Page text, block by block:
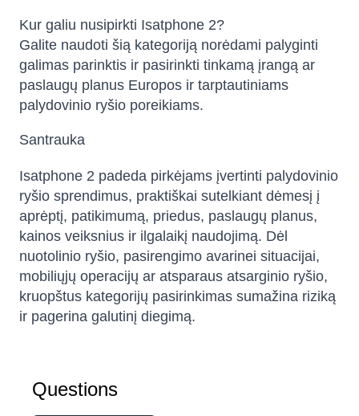
Kur galiu nusipirkti Isatphone 2?
Galite naudoti šią kategoriją norėdami palyginti
galimas parinktis ir pasirinkti tinkamą įrangą ar
paslaugų planus Europos ir tarptautiniams
palydovinio ryšio poreikiams.
Santrauka
Isatphone 2 padeda pirkėjams įvertinti palydovinio
ryšio sprendimus, praktiškai sutelkiant dėmesį į
aprėptį, patikimumą, priedus, paslaugų planus,
kainos veiksnius ir ilgalaikį naudojimą. Dėl
nuotolinio ryšio, pasirengimo avarinei situacijai,
mobiliųjų operacijų ar atsparaus atsarginio ryšio,
kruopštus kategorijų pasirinkimas sumažina riziką
ir pagerina galutinį diegimą.
Questions